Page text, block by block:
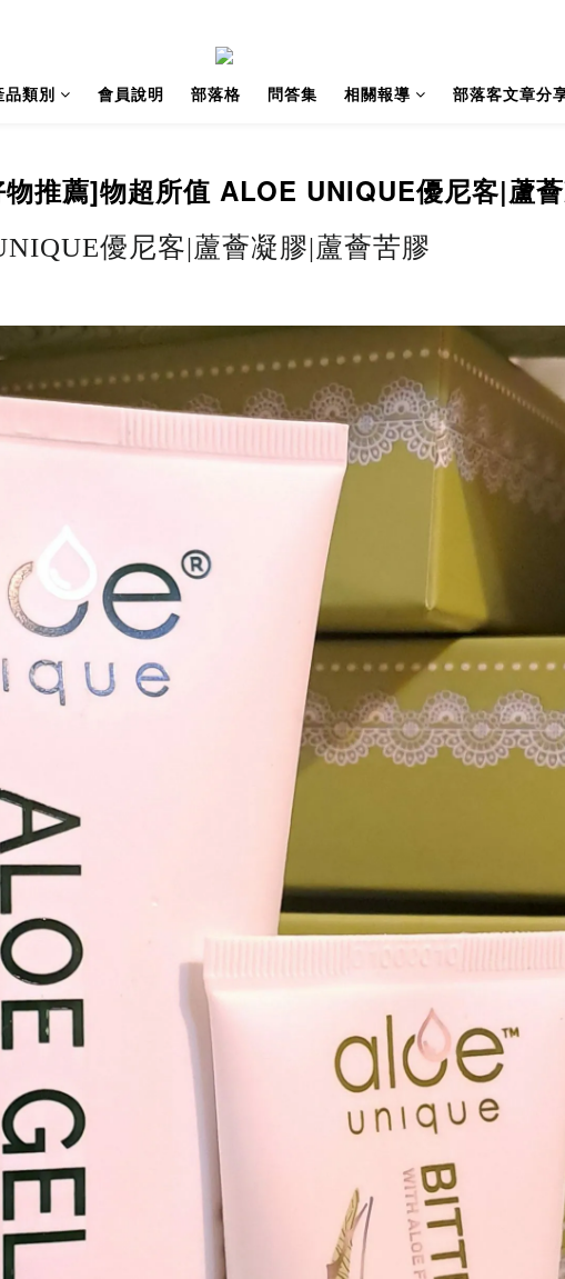
品類別 會員說明 部落格 問答集 相關報導 部落客文章分
推薦]物超所值 ALOE UNIQUE優尼客|蘆
優尼客|蘆薈凝膠|蘆薈苦膠